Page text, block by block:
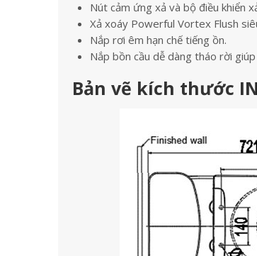
Nút cảm ứng xả và bộ điều khiển
Xả xoáy Powerful Vortex Flush
Nắp rơi êm hạn chế tiếng ồn.
Nắp bồn cầu dễ dàng tháo rời
Bản vẽ kích thước